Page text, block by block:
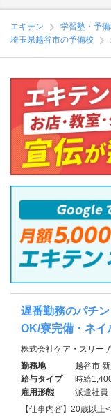
エキテン 学習塾・予
埼玉県越谷市の予備校
遅番勤務のパチ
OK/寮完備・ネイ
株式会社ケア・スリー
勤務地
越谷市
給与タイプ
時給
雇用形態
派遣社員
【仕事内容】20歳以